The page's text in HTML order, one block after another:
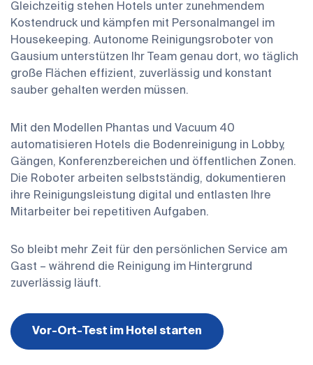
Gleichzeitig stehen Hotels unter zunehmendem
Kostendruck und kämpfen mit Personalmangel im
Housekeeping. Autonome Reinigungsroboter von
Gausium unterstützen Ihr Team genau dort, wo täglich
große Flächen effizient, zuverlässig und konstant
sauber gehalten werden müssen.
Mit den Modellen Phantas und Vacuum 40
automatisieren Hotels die Bodenreinigung in Lobby,
Gängen, Konferenzbereichen und öffentlichen Zonen.
Die Roboter arbeiten selbstständig, dokumentieren
ihre Reinigungsleistung digital und entlasten Ihre
Mitarbeiter bei repetitiven Aufgaben.
So bleibt mehr Zeit für den persönlichen Service am
Gast – während die Reinigung im Hintergrund
zuverlässig läuft.
Vor-Ort-Test im Hotel starten